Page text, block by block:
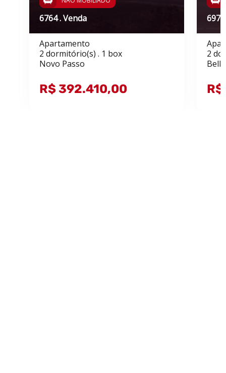
6764 . Venda
Apartamento
2 dormitório(s) . 1 box
Novo Passo
R$ 392.410,00
2